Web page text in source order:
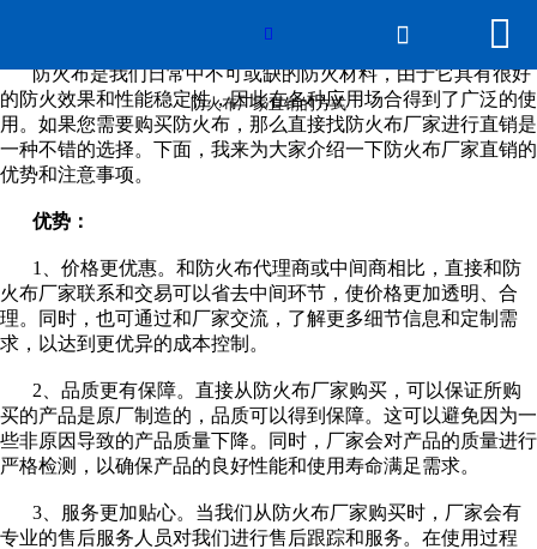
网站首页
产品展示
线上展厅
关于beat365在线登录
平台
公司概貌
资质认证
发货现场

防火布厂家直销的方式
 
防火布厂家直销的方式
防火布是我们日常中不可或缺的防火材料，由于它具有很好
的防火效果和性能稳定性，因此在各种应用场合得到了广泛的使
用。如果您需要购买防火布，那么直接找防火布厂家进行直销是
一种不错的选择。下面，我来为大家介绍一下防火布厂家直销的
优势和注意事项。
优势：
1、价格更优惠。和防火布代理商或中间商相比，直接和防
火布厂家联系和交易可以省去中间环节，使价格更加透明、合
理。同时，也可通过和厂家交流，了解更多细节信息和定制需
求，以达到更优异的成本控制。
2、品质更有保障。直接从防火布厂家购买，可以保证所购
买的产品是原厂制造的，品质可以得到保障。这可以避免因为一
些非原因导致的产品质量下降。同时，厂家会对产品的质量进行
严格检测，以确保产品的良好性能和使用寿命满足需求。
3、服务更加贴心。当我们从防火布厂家购买时，厂家会有
专业的售后服务人员对我们进行售后跟踪和服务。在使用过程